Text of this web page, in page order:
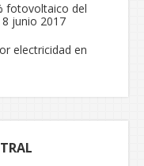
fotovoltaico del
junio 2017
electricidad en